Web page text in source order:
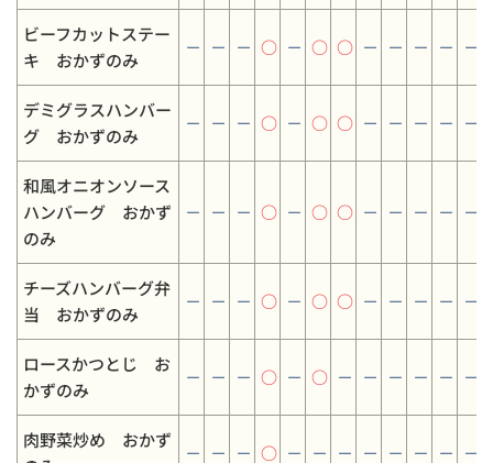
ビーフカットステー
キ おかずのみ
－ － － ○ － ○ ○ － － － － －
デミグラスハンバー
グ おかずのみ
－ － － ○ － ○ ○ － － － － －
和風オニオンソース
ハンバーグ おかず
のみ
－ － － ○ － ○ ○ － － － － －
チーズハンバーグ弁
当 おかずのみ
－ － － ○ － ○ ○ － － － － －
ロースかつとじ お
かずのみ
－ － － ○ － ○ － － － － － －
肉野菜炒め おかず
－ － － ○ － － － － － － － －